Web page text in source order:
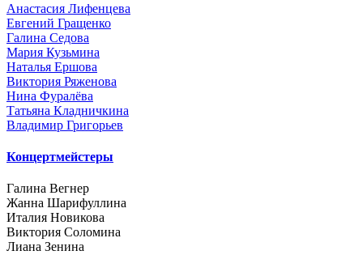
Анастасия Лифенцева
Евгений Гращенко
Галина Седова
Мария Кузьмина
Наталья Ершова
Виктория Ряженова
Нина Фуралёва
Татьяна Кладничкина
Владимир Григорьев
Концертмейстеры
Галина Вегнер
Жанна Шарифуллина
Италия Новикова
Виктория Соломина
Лиана Зенина